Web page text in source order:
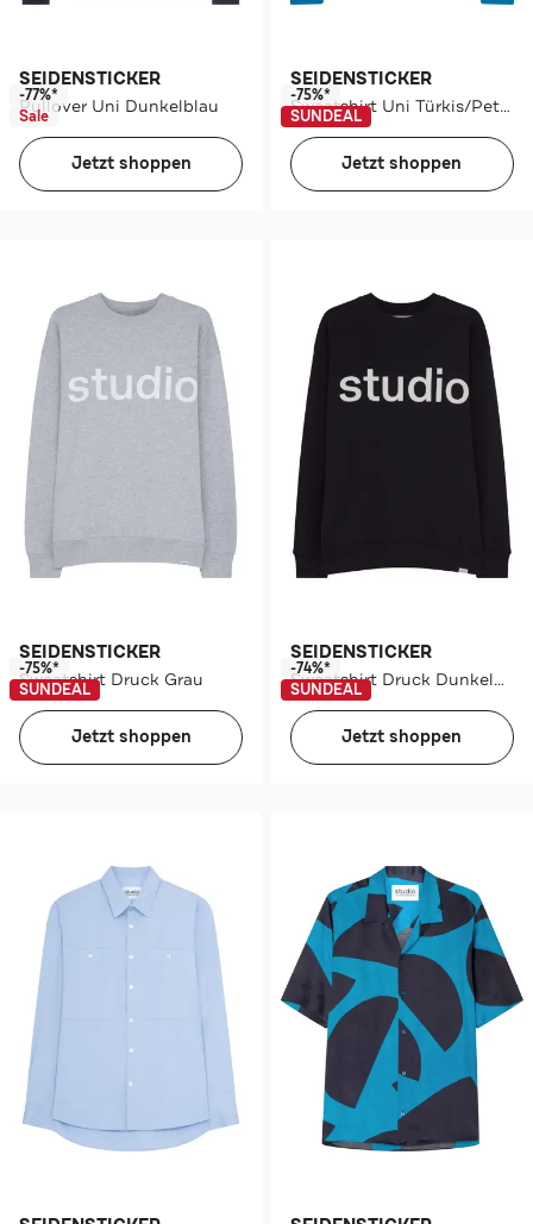
SEIDENSTICKER
Pullover Uni Dunkelblau
-77%*
Sale
Jetzt shoppen
SEIDENSTICKER
Sweatshirt Uni Türkis/Petrol
-75%*
SUNDEAL
Jetzt shoppen
SEIDENSTICKER
Sweatshirt Druck Grau
-75%*
SUNDEAL
Jetzt shoppen
SEIDENSTICKER
Sweatshirt Druck Dunkelblau
-74%*
SUNDEAL
Jetzt shoppen